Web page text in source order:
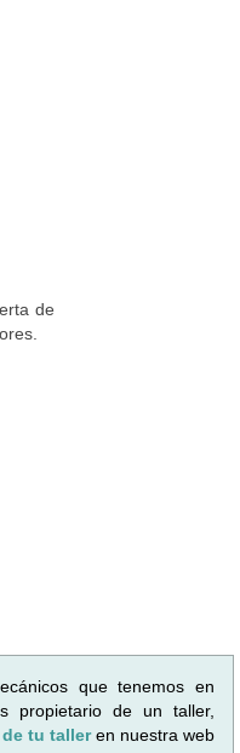
de
que tenemos en
propietario de un taller,
tu talleren nuestra web